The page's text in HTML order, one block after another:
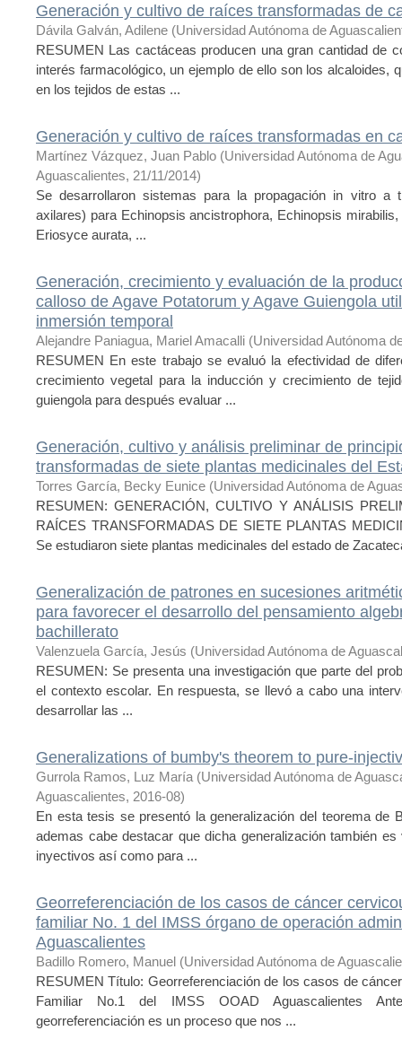
Generación y cultivo de raíces transformadas de
Dávila Galván, Adilene (Universidad Autónoma de
RESUMEN Las cactáceas producen una gran cantidad de
interés farmacológico, un ejemplo de ello son los alcaloides,
en los tejidos de estas ...
Generación y cultivo de raíces transformadas en
Martínez Vázquez, Juan Pablo (Universidad Autónoma de
Aguascalientes, 21/11/2014)
Se desarrollaron sistemas para la propagación in vitro a
axilares) para Echinopsis ancistrophora, Echinopsis
Eriosyce aurata, ...
Generación, crecimiento y evaluación de la
calloso de Agave Potatorum y Agave Guiengola
inmersión temporal
Alejandre Paniagua, Mariel Amacalli (Universidad Autónoma
RESUMEN En este trabajo se evaluó la efectividad de
crecimiento vegetal para la inducción y crecimiento de
guiengola para después evaluar ...
Generación, cultivo y análisis preliminar de
transformadas de siete plantas medicinales del
Torres García, Becky Eunice (Universidad Autónoma de
RESUMEN: GENERACIÓN, CULTIVO Y ANÁLISIS
RAÍCES TRANSFORMADAS DE SIETE PLANTAS
Se estudiaron siete plantas medicinales del estado de
Generalización de patrones en sucesiones
para favorecer el desarrollo del pensamiento
bachillerato
Valenzuela García, Jesús (Universidad Autónoma de
RESUMEN: Se presenta una investigación que parte del
el contexto escolar. En respuesta, se llevó a cabo una
desarrollar las ...
Generalizations of bumby's theorem to pure-
Gurrola Ramos, Luz María (Universidad Autónoma de
Aguascalientes, 2016-08)
En esta tesis se presentó la generalización del teorema de
ademas cabe destacar que dicha generalización también
inyectivos así como para ...
Georreferenciación de los casos de cáncer
familiar No. 1 del IMSS órgano de operación
Aguascalientes
Badillo Romero, Manuel (Universidad Autónoma de
RESUMEN Título: Georreferenciación de los casos de
Familiar No.1 del IMSS OOAD Aguascalientes
georreferenciación es un proceso que nos ...